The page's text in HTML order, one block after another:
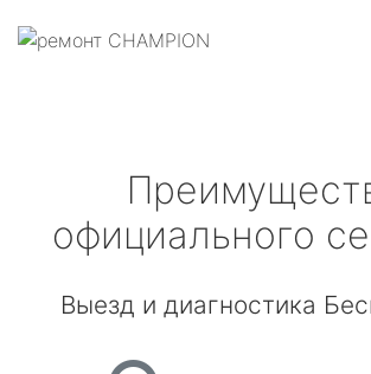
официального
Выезд и диагностика